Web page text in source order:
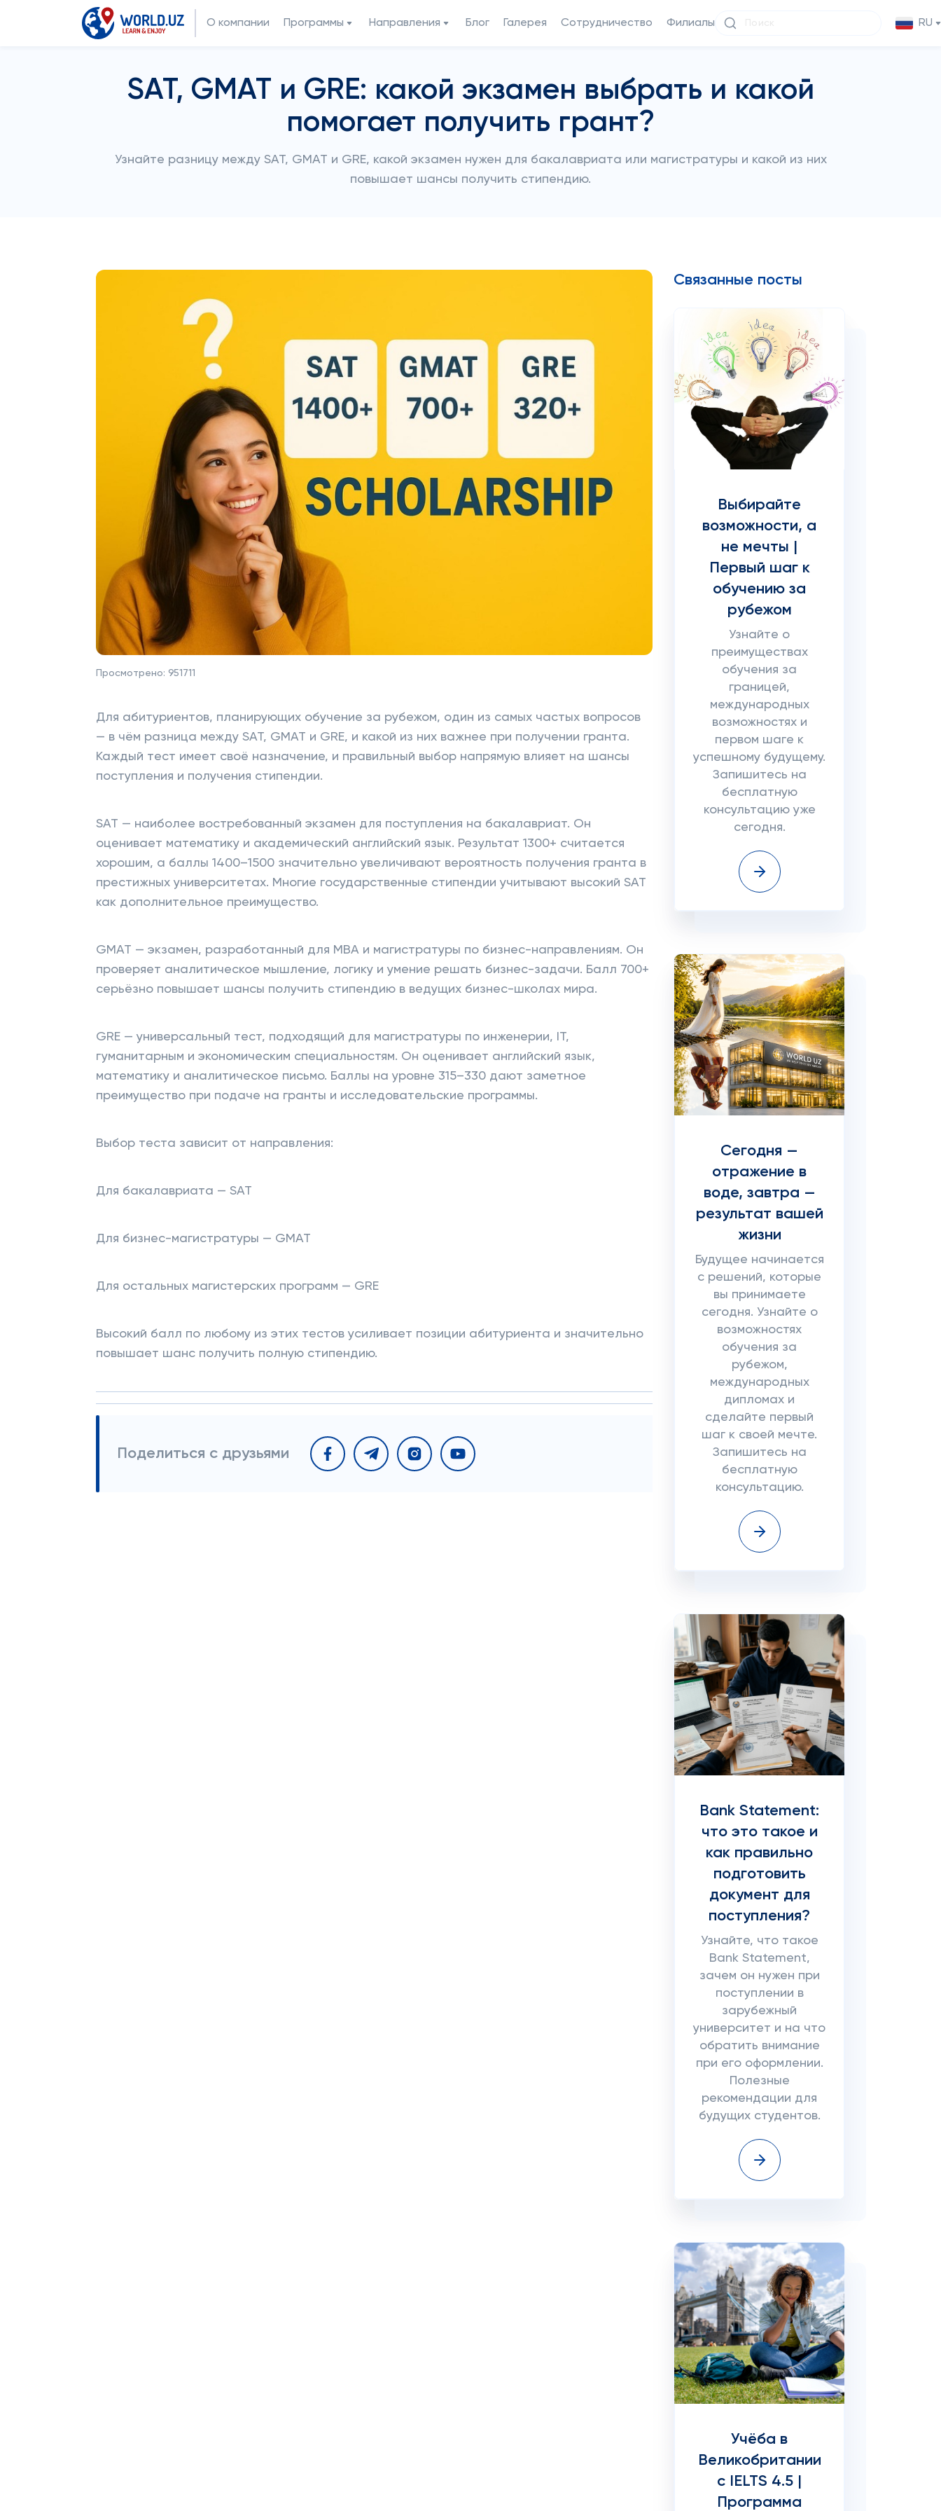
О компании Программы Направления Блог Галерея Сотрудничество Филиалы RU
SAT, GMAT и GRE: какой экзамен выбрать и какой
помогает получить грант?
Узнайте разницу между SAT, GMAT и GRE, какой экзамен нужен для бакалавриата или магистратуры и какой из них
повышает шансы получить стипендию.
Просмотрено: 951711
Для абитуриентов, планирующих обучение за рубежом, один из самых частых вопросов
— в чём разница между SAT, GMAT и GRE, и какой из них важнее при получении гранта.
Каждый тест имеет своё назначение, и правильный выбор напрямую влияет на шансы
поступления и получения стипендии.
SAT — наиболее востребованный экзамен для поступления на бакалавриат. Он
оценивает математику и академический английский язык. Результат 1300+ считается
хорошим, а баллы 1400–1500 значительно увеличивают вероятность получения гранта в
престижных университетах. Многие государственные стипендии учитывают высокий SAT
как дополнительное преимущество.
GMAT — экзамен, разработанный для MBA и магистратуры по бизнес-направлениям. Он
проверяет аналитическое мышление, логику и умение решать бизнес-задачи. Балл 700+
серьёзно повышает шансы получить стипендию в ведущих бизнес-школах мира.
GRE — универсальный тест, подходящий для магистратуры по инженерии, IT,
гуманитарным и экономическим специальностям. Он оценивает английский язык,
математику и аналитическое письмо. Баллы на уровне 315–330 дают заметное
преимущество при подаче на гранты и исследовательские программы.
Выбор теста зависит от направления:
Для бакалавриата — SAT
Для бизнес-магистратуры — GMAT
Для остальных магистерских программ — GRE
Высокий балл по любому из этих тестов усиливает позиции абитуриента и значительно
повышает шанс получить полную стипендию.
Поделиться с друзьями
Связанные посты
Выбирайте
возможности, а
не мечты |
Первый шаг к
обучению за
рубежом
Узнайте о
преимуществах
обучения за
границей,
международных
возможностях и
первом шаге к
успешному будущему.
Запишитесь на
бесплатную
консультацию уже
сегодня.
Сегодня —
отражение в
воде, завтра —
результат вашей
жизни
Будущее начинается
с решений, которые
вы принимаете
сегодня. Узнайте о
возможностях
обучения за
рубежом,
международных
дипломах и
сделайте первый
шаг к своей мечте.
Запишитесь на
бесплатную
консультацию.
Bank Statement:
что это такое и
как правильно
подготовить
документ для
поступления?
Узнайте, что такое
Bank Statement,
зачем он нужен при
поступлении в
зарубежный
университет и на что
обратить внимание
при его оформлении.
Полезные
рекомендации для
будущих студентов.
Учёба в
Великобритании
с IELTS 4.5 |
Программа